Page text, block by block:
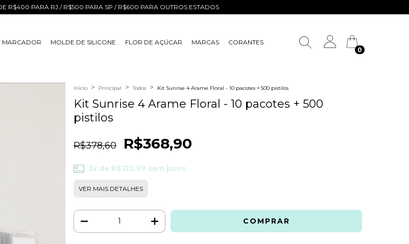
R$400 PARA RJ / R$500 PARA SP / R$600 PARA OUTROS ESTADOS
MARCADOR MOLDE DE SILICONE FLOR DE AÇÚCAR MARCAS
CORANTES
0
Início > Principal > Todos > Kit Sunrise 4 Arame Floral - 10 pacotes + 500 pistilos
Kit Sunrise 4 Arame Floral - 10 pacotes + 500
pistilos
R$378,60 R$368,90
3x de R$122,97 sem juros
VER MAIS DETALHES